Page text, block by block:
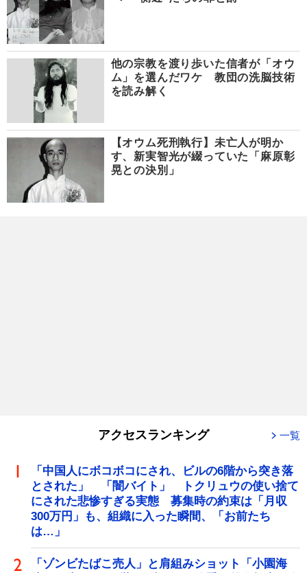
他の宗教を渡り歩いた信者が「オウ
ム」を選んだワケ 教団の洗脳技術
を読み解く
【オウム死刑執行】未亡人が明か
す、新実智光が綴っていた「麻原彰
晃との決別」
アクセスランキング 一覧
「中国人にボコボコにされ、ビルの6階から突き落
とされた」 「闇バイト」 トクリュウの使い捨て
にされた悲惨すぎる実態 募集時の約束は「月収
300万円」も、組織に入った瞬間、「お前たち
は…」
「ゾンビたばこ売人」と肩組みショット「小園海